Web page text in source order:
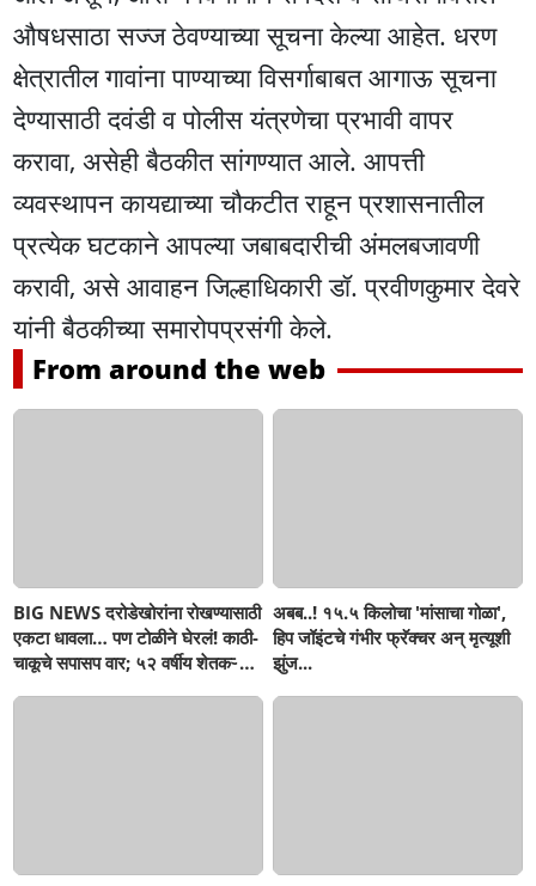
औषधसाठा सज्ज ठेवण्याच्या सूचना केल्या आहेत. धरण
क्षेत्रातील गावांना पाण्याच्या विसर्गाबाबत आगाऊ सूचना
देण्यासाठी दवंडी व पोलीस यंत्रणेचा प्रभावी वापर
करावा, असेही बैठकीत सांगण्यात आले. आपत्ती
व्यवस्थापन कायद्याच्या चौकटीत राहून प्रशासनातील
प्रत्येक घटकाने आपल्या जबाबदारीची अंमलबजावणी
करावी, असे आवाहन जिल्हाधिकारी डॉ. प्रवीणकुमार देवरे
यांनी बैठकीच्या समारोपप्रसंगी केले.
From around the web
BIG NEWS दरोडेखोरांना रोखण्यासाठी
एकटा धावला… पण टोळीने घेरलं! काठी-
चाकूचे सपासप वार; ५२ वर्षीय शेतकऱ्याचा
अबब..! १५.५ किलोचा 'मांसाचा गोळा',
हिप जॉइंटचे गंभीर फ्रॅक्चर अन् मृत्यूशी
झुंज...